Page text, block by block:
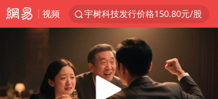
视频
宇树科技发行价格150.80元/股
中央气象台发布台风黄色预警